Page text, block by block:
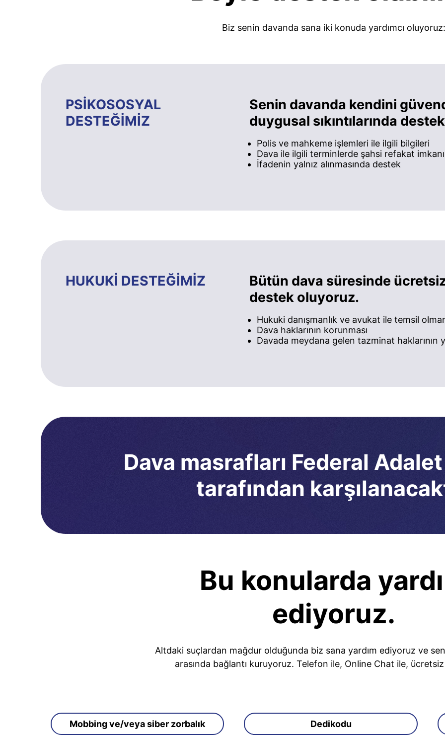
Biz senin davanda sana iki konuda yardımcı oluyoruz:
PSİKOSOSYAL
DESTEĞİMİZ
Senin davanda kendini
duygusal sıkıntılarında
Polis ve mahkeme işlemleri ile ilgili bilgileri
Dava ile ilgili terminlerde şahsi refakat imkanı
İfadenin yalnız alınmasında destek
HUKUKİ DESTEĞİMİZ
Bütün dava süresinde
destek oluyoruz.
Hukuki danışmanlık ve avukat ile temsil
Dava haklarının korunması
Davada meydana gelen tazminat haklarının
Dava masrafları Federal Adalet
tarafından
Bu konularda
ediyoruz.
Altdaki suçlardan mağdur olduğunda biz sana yardım ediyoruz ve
arasında bağlantı kuruyoruz. Telefon ile, Online Chat ile,
Mobbing ve/veya siber zorbalık Dedikodu